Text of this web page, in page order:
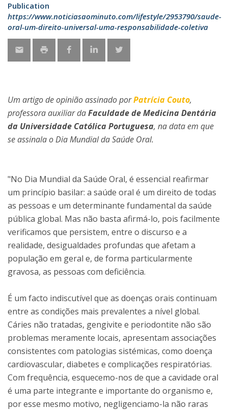
Publication
https://www.noticiasaominuto.com/lifestyle/2953790/saude-
oral-um-direito-universal-uma-responsabilidade-coletiva
Um artigo de opinião assinado porPatrícia Couto,
professora auxiliar daFaculdade de Medicina Dentária
da Universidade Católica Portuguesa, na data em que
se assinala o Dia Mundial da Saúde Oral.
"No Dia Mundial da Saúde Oral, é essencial reafirmar
um princípio basilar: a saúde oral é um direito de todas
as pessoas e um determinante fundamental da saúde
pública global. Mas não basta afirmá-lo, pois facilmente
verificamos que persistem, entre o discurso e a
realidade, desigualdades profundas que afetam a
população em geral e, de forma particularmente
gravosa, as pessoas com deficiência.
É um facto indiscutível que as doenças orais continuam
entre as condições mais prevalentes a nível global.
Cáries não tratadas, gengivite e periodontite não são
problemas meramente locais, apresentam associações
consistentes com patologias sistémicas, como doença
cardiovascular, diabetes e complicações respiratórias.
Com frequência, esquecemo-nos de que a cavidade oral
é uma parte integrante e importante do organismo e,
por esse mesmo motivo, negligenciamo-la não raras